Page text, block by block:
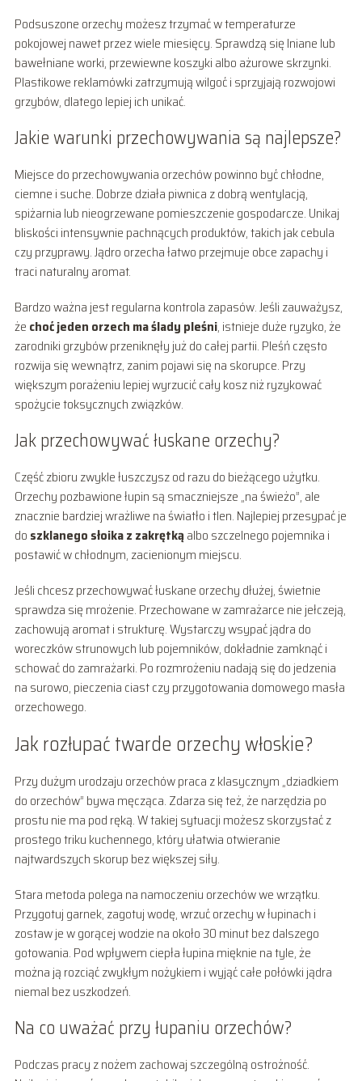
Podsuszone orzechy możesz trzymać w temperaturze
pokojowej nawet przez wiele miesięcy. Sprawdzą się lniane lub
bawełniane worki, przewiewne koszyki albo ażurowe skrzynki.
Plastikowe reklamówki zatrzymują wilgoć i sprzyjają rozwojowi
grzybów, dlatego lepiej ich unikać.
Jakie warunki przechowywania są najlepsze?
Miejsce do przechowywania orzechów powinno być chłodne,
ciemne i suche. Dobrze działa piwnica z dobrą wentylacją,
spiżarnia lub nieogrzewane pomieszczenie gospodarcze. Unikaj
bliskości intensywnie pachnących produktów, takich jak cebula
czy przyprawy. Jądro orzecha łatwo przejmuje obce zapachy i
traci naturalny aromat.
Bardzo ważna jest regularna kontrola zapasów. Jeśli zauważysz,
że choć jeden orzech ma ślady pleśni, istnieje duże ryzyko, że
zarodniki grzybów przeniknęły już do całej partii. Pleśń często
rozwija się wewnątrz, zanim pojawi się na skorupce. Przy
większym porażeniu lepiej wyrzucić cały kosz niż ryzykować
spożycie toksycznych związków.
Jak przechowywać łuskane orzechy?
Część zbioru zwykle łuszczysz od razu do bieżącego użytku.
Orzechy pozbawione łupin są smaczniejsze „na świeżo”, ale
znacznie bardziej wrażliwe na światło i tlen. Najlepiej przesypać je
do szklanego słoika z zakrętkąalbo szczelnego pojemnika i
postawić w chłodnym, zacienionym miejscu.
Jeśli chcesz przechowywać łuskane orzechy dłużej, świetnie
sprawdza się mrożenie. Przechowane w zamrażarce nie jełczeją,
zachowują aromat i strukturę. Wystarczy wsypać jądra do
woreczków strunowych lub pojemników, dokładnie zamknąć i
schować do zamrażarki. Po rozmrożeniu nadają się do jedzenia
na surowo, pieczenia ciast czy przygotowania domowego masła
orzechowego.
Jak rozłupać twarde orzechy włoskie?
Przy dużym urodzaju orzechów praca z klasycznym „dziadkiem
do orzechów” bywa męcząca. Zdarza się też, że narzędzia po
prostu nie ma pod ręką. W takiej sytuacji możesz skorzystać z
prostego triku kuchennego, który ułatwia otwieranie
najtwardszych skorup bez większej siły.
Stara metoda polega na namoczeniu orzechów we wrzątku.
Przygotuj garnek, zagotuj wodę, wrzuć orzechy w łupinach i
zostaw je w gorącej wodzie na około 30 minut bez dalszego
gotowania. Pod wpływem ciepła łupina mięknie na tyle, że
można ją rozciąć zwykłym nożykiem i wyjąć całe połówki jądra
niemal bez uszkodzeń.
Na co uważać przy łupaniu orzechów?
Podczas pracy z nożem zachowaj szczególną ostrożność.